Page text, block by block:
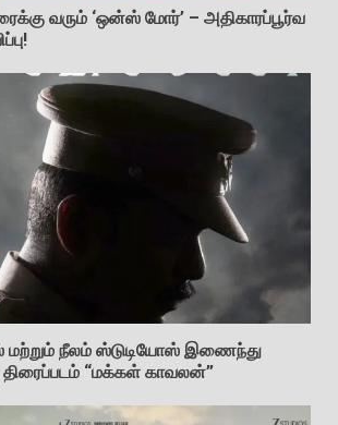
வரும் ‘ஒன்ஸ் மோர்’ – அதிகாரப்பூர்வ
மற்றும் நீலம் ஸ்டுடியோஸ் இணைந்து
“மக்கள் காவலன்”